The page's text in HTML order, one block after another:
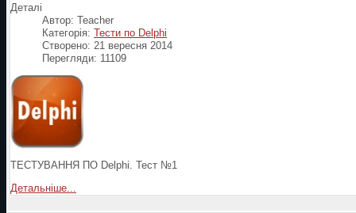
Деталі
Автор: Teacher
Категорія: Тести по Delphi
Створено: 21 вересня 2014
Перегляди: 11109
ТЕСТУВАННЯ ПО Delphi. Тест №1
Детальніше...